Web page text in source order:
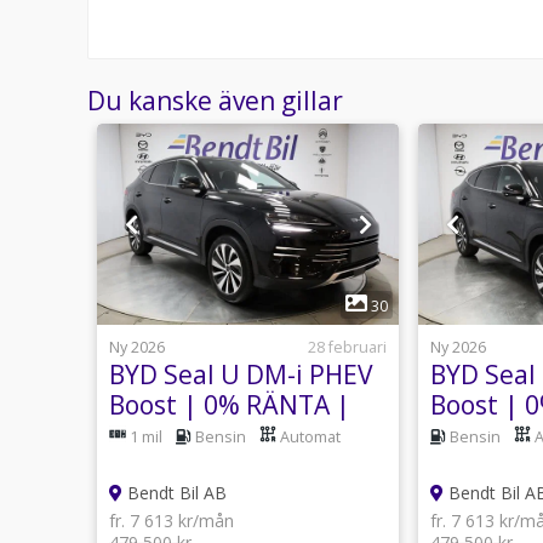
Du kanske även gillar
1
30
Ny 2026
28 februari
BYD Seal U DM-i PHEV
Boost | 0% RÄNTA |
Panorama | HU-D |
1 mil Bensin Automat
Bendt Bil AB
fr. 7 613 kr/mån
Ny 2026
BYD
Boost |
Bensin
Bendt Bil
fr. 7 613 kr/